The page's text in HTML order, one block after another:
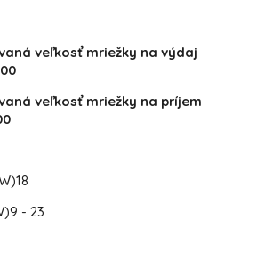
veľkosť mriežky na výdaj
veľkosť mriežky na príjem
18
9 - 23